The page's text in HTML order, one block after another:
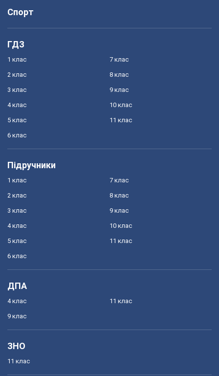
Спорт
ГДЗ
1 клас
2 клас
3 клас
4 клас
5 клас
6 клас
7 клас
8 клас
9 клас
10 клас
11 клас
Підручники
1 клас
2 клас
3 клас
4 клас
5 клас
6 клас
7 клас
8 клас
9 клас
10 клас
11 клас
ДПА
4 клас
9 клас
11 клас
ЗНО
11 клас